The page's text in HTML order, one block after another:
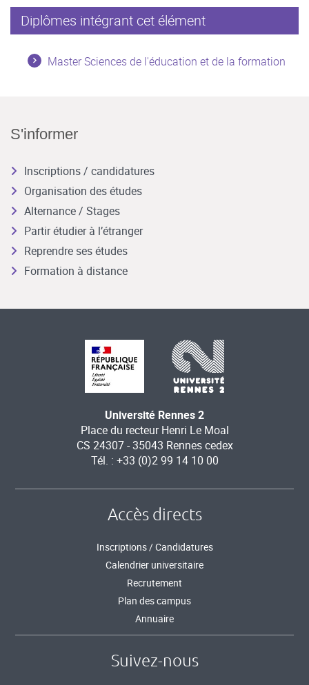
Diplômes intégrant cet élément
Master Sciences de l'éducation et de la formation
S'informer
Inscriptions / candidatures
Organisation des études
Alternance / Stages
Partir étudier à l’étranger
Reprendre ses études
Formation à distance
Université Rennes 2
Place du recteur Henri Le Moal
CS 24307 - 35043 Rennes cedex
Tél. : +33 (0)2 99 14 10 00
Accès directs
Inscriptions / Candidatures
Calendrier universitaire
Recrutement
Plan des campus
Annuaire
Suivez-nous